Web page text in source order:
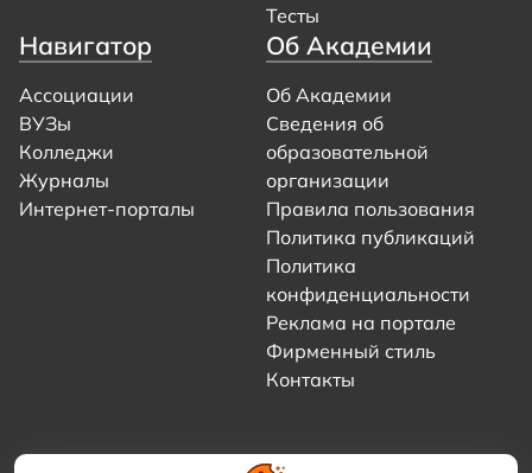
Тесты
Навигатор
Ассоциации
ВУЗы
Колледжи
Журналы
Интернет-порталы
Об Академии
Об Академии
Сведения об
образовательной
организации
Правила пользования
Политика публикаций
Политика
конфиденциальности
Реклама на портале
Фирменный стиль
Контакты